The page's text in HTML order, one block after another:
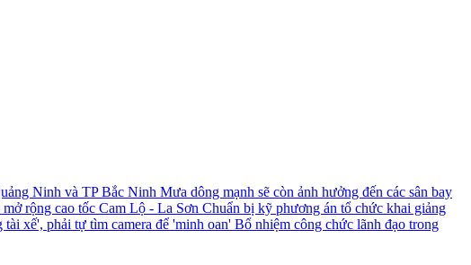
Ninh và TP Bắc Ninh Mưa dông mạnh sẽ còn ảnh hưởng đến các sân bay
rộng cao tốc Cam Lộ - La Sơn Chuẩn bị kỹ phương án tổ chức khai giảng
xế', phải tự tìm camera để 'minh oan' Bổ nhiệm công chức lãnh đạo trong